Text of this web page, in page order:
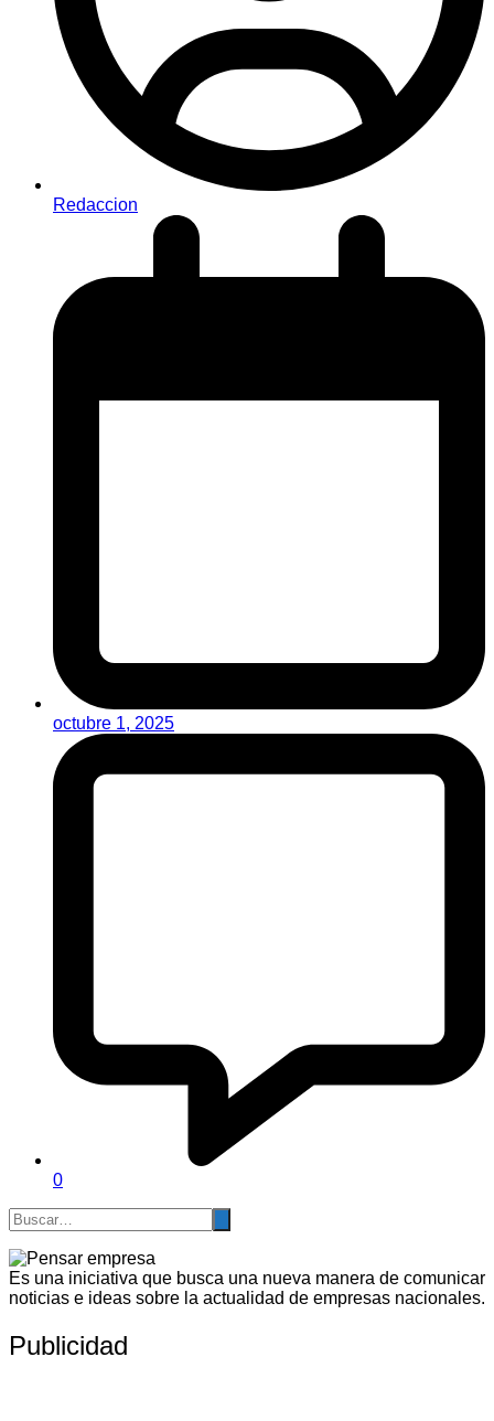
Redaccion
octubre 1, 2025
0
Es una iniciativa que busca una nueva manera de comunicar
noticias e ideas sobre la actualidad de empresas nacionales.
Publicidad